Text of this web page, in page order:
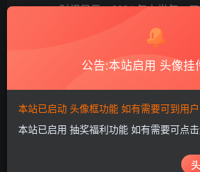
财报显示，2021 年上半年，三
75.39 亿元，同比下降 5.36%；利润总
下降 49.51%；净利润 8.5 亿元，同比
股收益 0.39 元，同比下降 51.25%。
三七互娱表示，营收净利双降
公告:本站启用 头像挂
本站已启动 头像框功能 如有需要可到用
本站已启用 抽奖福利功能 如有需要可点